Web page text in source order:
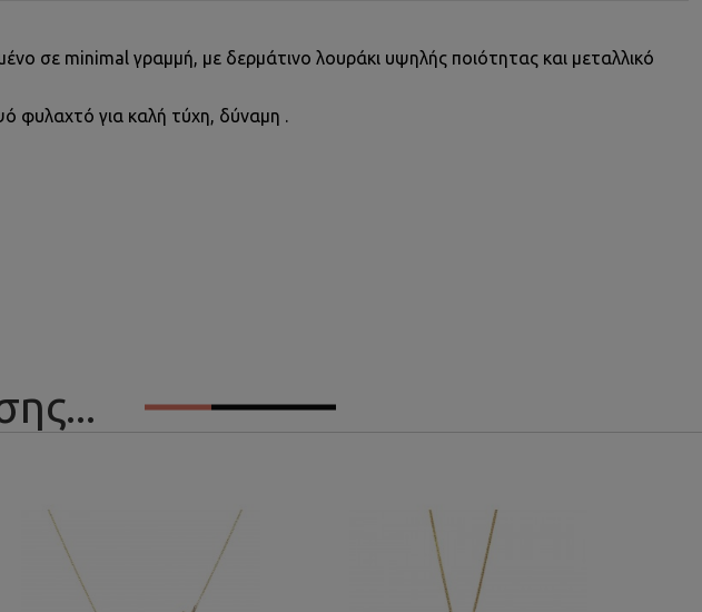
σε minimal γραμμή, με δερμάτινο λουράκι υψηλής ποιότητας και μεταλλικό
φυλαχτό για καλή τύχη, δύναμη .